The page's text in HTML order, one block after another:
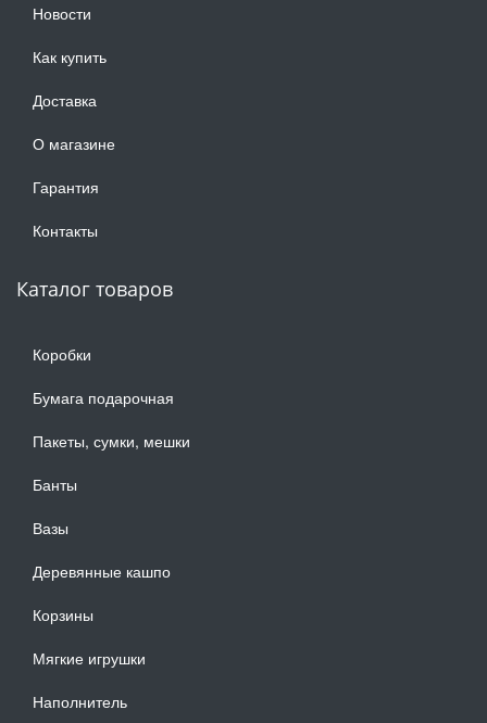
Новости
Как купить
Доставка
О магазине
Гарантия
Контакты
Каталог товаров
Коробки
Бумага подарочная
Пакеты, сумки, мешки
Банты
Вазы
Деревянные кашпо
Корзины
Мягкие игрушки
Наполнитель